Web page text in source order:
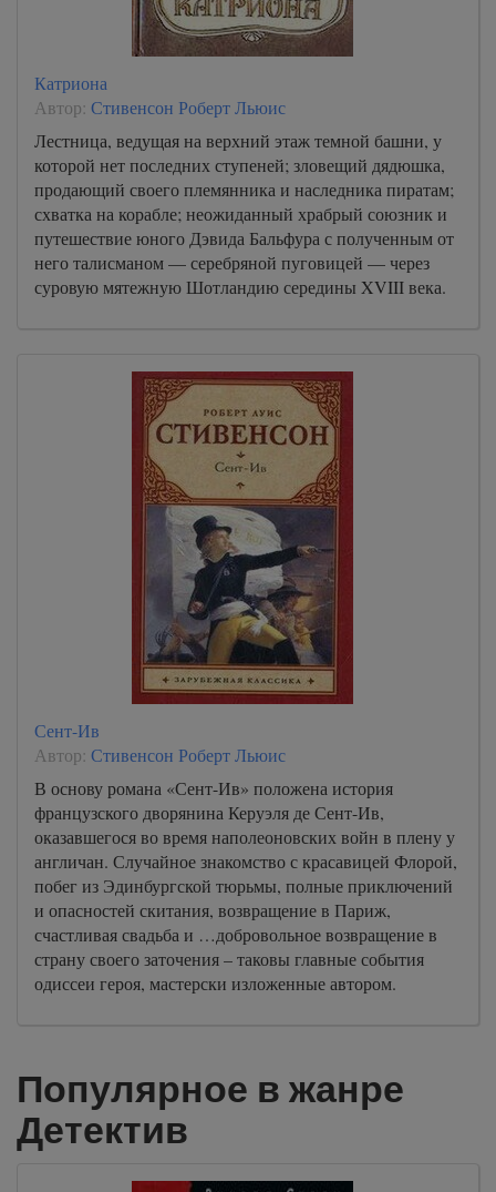
Катриона
Автор: Стивенсон Роберт Льюис
Лестница, ведущая на верхний этаж темной башни, у
которой нет последних ступеней; зловещий дядюшка,
продающий своего племянника и наследника пиратам;
схватка на корабле; неожиданный храбрый союзник и
путешествие юного Дэвида Бальфура с полученным от
него талисманом — серебряной пуговицей — через
суровую мятежную Шотландию середины XVIII века.
Сент-Ив
Автор: Стивенсон Роберт Льюис
В основу романа «Сент-Ив» положена история
французского дворянина Керуэля де Сент-Ив,
оказавшегося во время наполеоновских войн в плену у
англичан. Случайное знакомство с красавицей Флорой,
побег из Эдинбургской тюрьмы, полные приключений
и опасностей скитания, возвращение в Париж,
счастливая свадьба и …добровольное возвращение в
страну своего заточения – таковы главные события
одиссеи героя, мастерски изложенные автором.
Популярное в жанре
Детектив